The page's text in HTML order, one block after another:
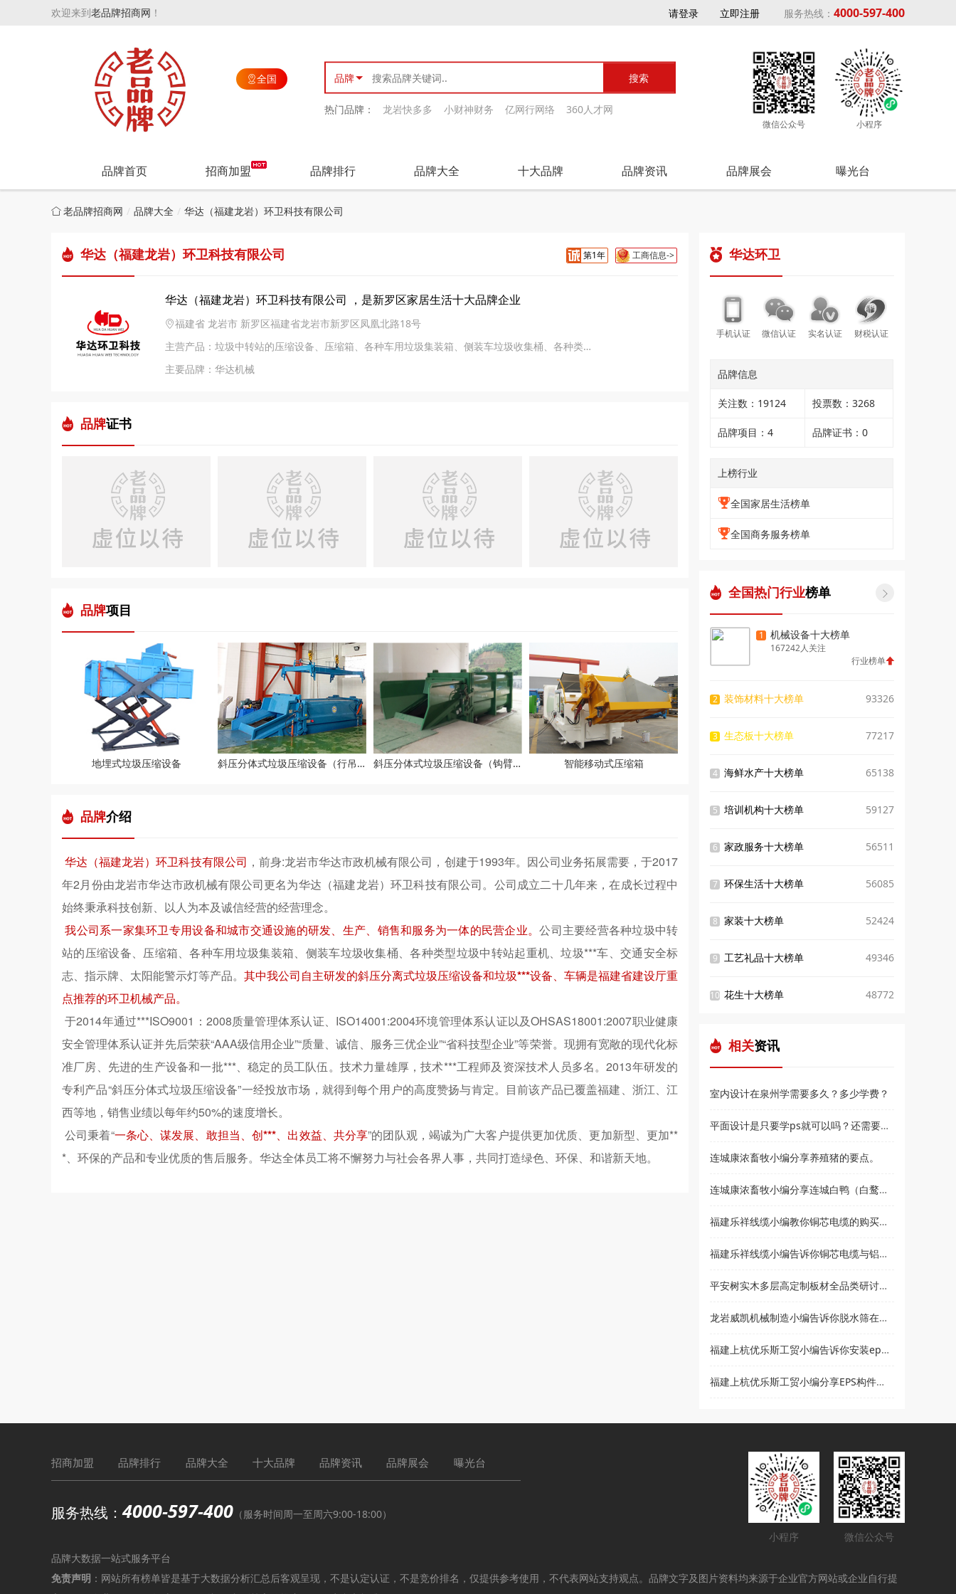
欢迎来到老品牌招商网 ！ 请登录 立即注册 服务热线： 4000-597-400
全国 品牌
热门品牌： 龙岩快多多 小财神财务 亿网行网络 360人才网
微信公众号 小程序
品牌首页 招商加盟 品牌排行 品牌大全 十大品牌 品牌资讯 品牌展会 曝光台
老品牌招商网 品牌大全 华达（福建龙岩）环卫科技有限公司
第1年 工商信息->
华达（福建龙岩）环卫科技有限公司
华达（福建龙岩）环卫科技有限公司 ，是新罗区家居生活十大品牌企业
福建省 龙岩市 新罗区福建省龙岩市新罗区凤凰北路18号
主营产品：垃圾中转站的压缩设备、压缩箱、各种车用垃圾集装箱、侧装车垃圾收集桶、各种类型垃圾中转站起重机、垃圾转运车、交通安全标志、指示牌、太阳能警示灯等产品。
主要品牌：华达机械
品牌证书
品牌项目
地埋式垃圾压缩设备 斜压分体式垃圾压缩设备（行吊式） 斜压分体式垃圾压缩设备（钩臂式） 智能移动式压缩箱
品牌介绍
华达（福建龙岩）环卫科技有限公司 ，前身:龙岩市华达市政机械有限公司，创建于1993年。因公司业务拓展需要，于2017
年2月份由龙岩市华达市政机械有限公司更名为华达（福建龙岩）环卫科技有限公司。公司成立二十几年来，在成长过程中
始终秉承科技创新、以人为本及诚信经营的经营理念。
我公司系一家集环卫专用设备和城市交通设施的研发、生产、销售和服务为一体的民营企业。公司主要经营各种垃圾中转
站的压缩设备、压缩箱、各种车用垃圾集装箱、侧装车垃圾收集桶、各种类型垃圾中转站起重机、垃圾***车、交通安全标
志、指示牌、太阳能警示灯等产品。其中我公司自主研发的斜压分离式垃圾压缩设备和垃圾***设备、车辆是福建省建设厅重
点推荐的环卫机械产品。
于2014年通过***ISO9001：2008质量管理体系认证、ISO14001:2004环境管理体系认证以及OHSAS18001:2007职业健康
安全管理体系认证并先后荣获“AAA级信用企业”“质量、诚信、服务三优企业”“省科技型企业”等荣誉。现拥有宽敞的现代化标
准厂房、先进的生产设备和一批***、稳定的员工队伍。技术力量雄厚，技术***工程师及资深技术人员多名。2013年研发的
专利产品“斜压分体式垃圾压缩设备”一经投放市场，就得到每个用户的高度赞扬与肯定。目前该产品已覆盖福建、浙江、江
西等地，销售业绩以每年约50%的速度增长。
公司秉着“一条心、谋发展、敢担当、创***、出效益、共分享”的团队观，竭诚为广大客户提供更加优质、更加新型、更加**
*、环保的产品和专业优质的售后服务。华达全体员工将不懈努力与社会各界人事，共同打造绿色、环保、和谐新天地。
华达环卫
手机认证 微信认证 实名认证 财税认证
品牌信息
关注数：19124 投票数：3268
品牌项目：4 品牌证书：0
上榜行业
全国家居生活榜单
全国商务服务榜单
全国热门行业榜单 
1 机械设备十大榜单
167242人关注
行业榜单
2 装饰材料十大榜单 93326
3 生态板十大榜单 77217
4 海鲜水产十大榜单 65138
5 培训机构十大榜单 59127
6 家政服务十大榜单 56511
7 环保生活十大榜单 56085
8 家装十大榜单 52424
9 工艺礼品十大榜单 49346
10 花生十大榜单 48772
相关资讯
室内设计在泉州学需要多久？多少学费？
平面设计是只要学ps就可以吗？还需要学什么？和高新教育小编来了解
连城康浓畜牧小编分享养殖猪的要点。
连城康浓畜牧小编分享连城白鸭（白鹜鸭）简介
福建乐祥线缆小编教你铜芯电缆的购买技巧？
福建乐祥线缆小编告诉你铜芯电缆与铝芯电缆各有什么优点
平安树实木多层高定制板材全品类研讨会暨2021***经销商大会即将盛大召开
龙岩威凯机械制造小编告诉你脱水筛在使用时要注意哪些事项
福建上杭优乐斯工贸小编告诉你安装eps线条的注意事项
福建上杭优乐斯工贸小编分享EPS构件的应用领域
招商加盟 品牌排行 品牌大全 十大品牌 品牌资讯 品牌展会 曝光台
服务热线：4000-597-400 （服务时间周一至周六9:00-18:00）
小程序
微信公众号
品牌大数据一站式服务平台
免责声明 ：网站所有榜单皆是基于大数据分析汇总后客观呈现，不是认定认证，不是竞价排名，仅提供参考使用，不代表网站支持观点。品牌文字及图片资料均来源于企业官方网站或企业自行提